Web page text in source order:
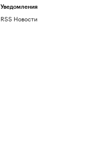
Уведомления
RSS Новости